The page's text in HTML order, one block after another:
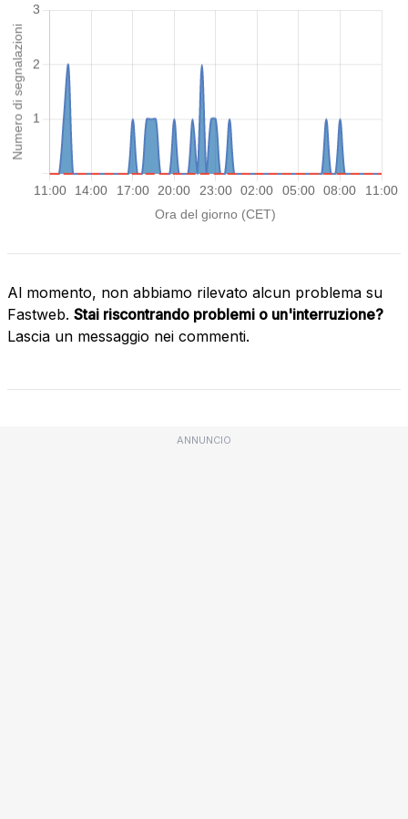
Al momento, non abbiamo rilevato alcun problema su
Fastweb. Stai riscontrando problemi o un'interruzione?
Lascia un messaggio nei commenti.
ANNUNCIO